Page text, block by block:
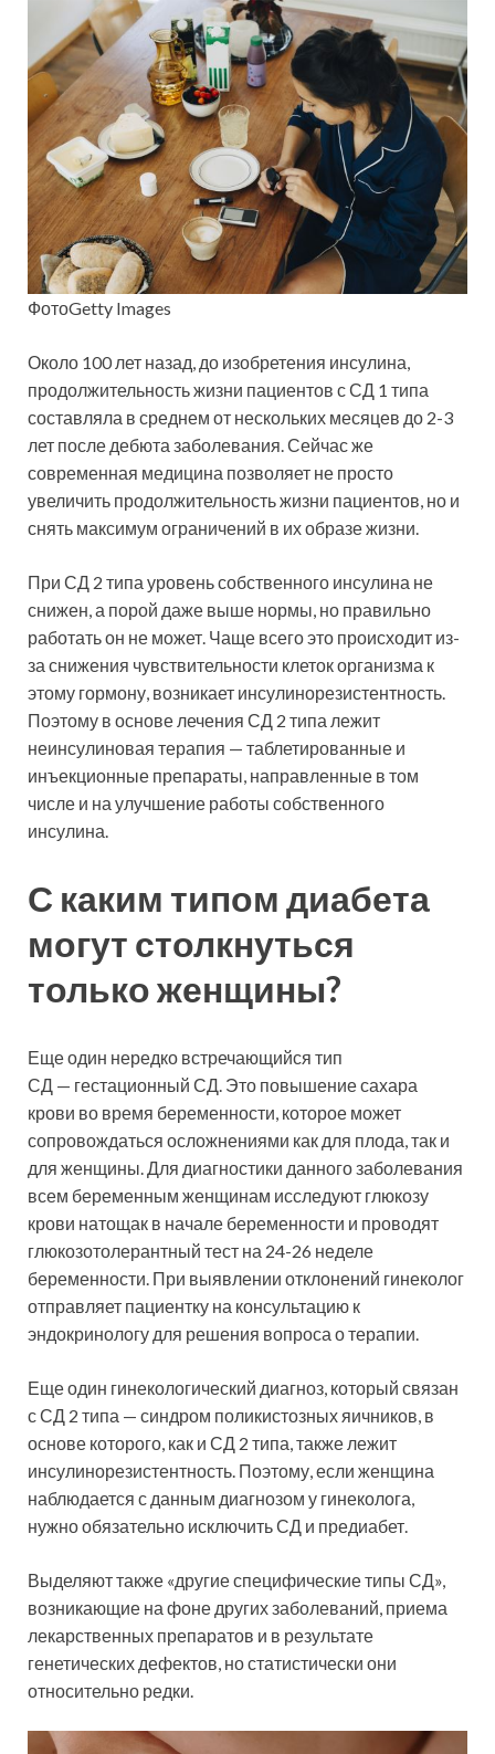
ФотоGetty Images
Около 100 лет назад, до изобретения инсулина,
продолжительность жизни пациентов с СД 1 типа
составляла в среднем от нескольких месяцев до 2-3
лет после дебюта заболевания. Сейчас же
современная медицина позволяет не просто
увеличить продолжительность жизни пациентов, но и
снять максимум ограничений в их образе жизни.
При СД 2 типа уровень собственного инсулина не
снижен, а порой даже выше нормы, но правильно
работать он не может. Чаще всего это происходит из-
за снижения чувствительности клеток организма к
этому гормону, возникает инсулинорезистентность.
Поэтому в основе лечения СД 2 типа лежит
неинсулиновая терапия — таблетированные и
инъекционные препараты, направленные в том
числе и на улучшение работы собственного
инсулина.
С каким типом диабета
могут столкнуться
только женщины?
Еще один нередко встречающийся тип
СД — гестационный СД. Это повышение сахара
крови во время беременности, которое может
сопровождаться осложнениями как для плода, так и
для женщины. Для диагностики данного заболевания
всем беременным женщинам исследуют глюкозу
крови натощак в начале беременности и проводят
глюкозотолерантный тест на 24-26 неделе
беременности. При выявлении отклонений гинеколог
отправляет пациентку на консультацию к
эндокринологу для решения вопроса о терапии.
Еще один гинекологический диагноз, который связан
с СД 2 типа — синдром поликистозных яичников, в
основе которого, как и СД 2 типа, также лежит
инсулинорезистентность. Поэтому, если женщина
наблюдается с данным диагнозом у гинеколога,
нужно обязательно исключить СД и предиабет.
Выделяют также «другие специфические типы СД»,
возникающие на фоне других заболеваний, приема
лекарственных препаратов и в результате
генетических дефектов, но статистически они
относительно редки.